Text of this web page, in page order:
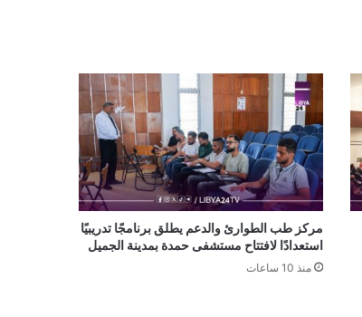
مركز طب الطوارئ والدعم يطلق برنامجًا تدريبيًا
استعدادًا لافتتاح مستشفى حمدة بمدينة الجميل
منذ 10 ساعات